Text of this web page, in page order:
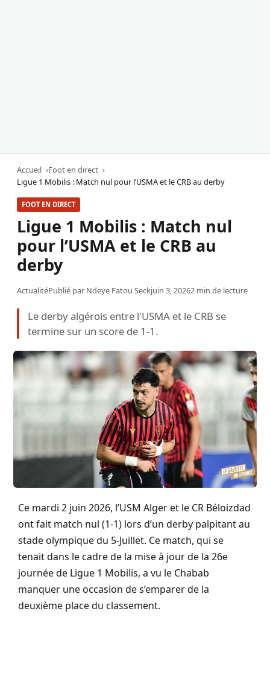
Accueil
Foot en direct
Ligue 1 Mobilis : Match nul pour l’USMA et le CRB au derby
FOOT EN DIRECT
Ligue 1 Mobilis : Match nul
pour l’USMA et le CRB au
derby
ActualitéPublié par Ndeye Fatou Seckjuin 3, 20262 min de lecture
Le derby algérois entre l'USMA et le CRB se
termine sur un score de 1-1.
Ce mardi 2 juin 2026, l’USM Alger et le CR Béloizdad
ont fait match nul (1-1) lors d’un derby palpitant au
stade olympique du 5-Juillet. Ce match, qui se
tenait dans le cadre de la mise à jour de la 26e
journée de Ligue 1 Mobilis, a vu le Chabab
manquer une occasion de s’emparer de la
deuxième place du classement.